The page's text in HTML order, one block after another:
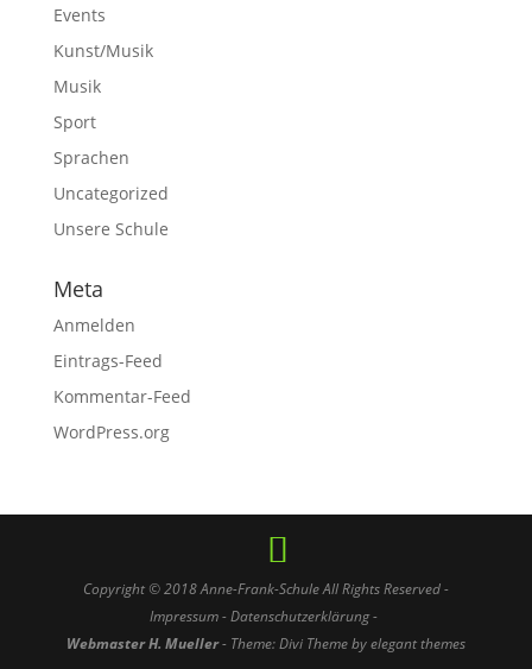
Events
Kunst/Musik
Musik
Sport
Sprachen
Uncategorized
Unsere Schule
Meta
Anmelden
Eintrags-Feed
Kommentar-Feed
WordPress.org
Copyright © 2018Anne-Frank-SchuleAll Rights Reserved -
Impressum- Datenschutzerklärung -
Webmaster H. Mueller- Theme: Divi Theme by elegant themes